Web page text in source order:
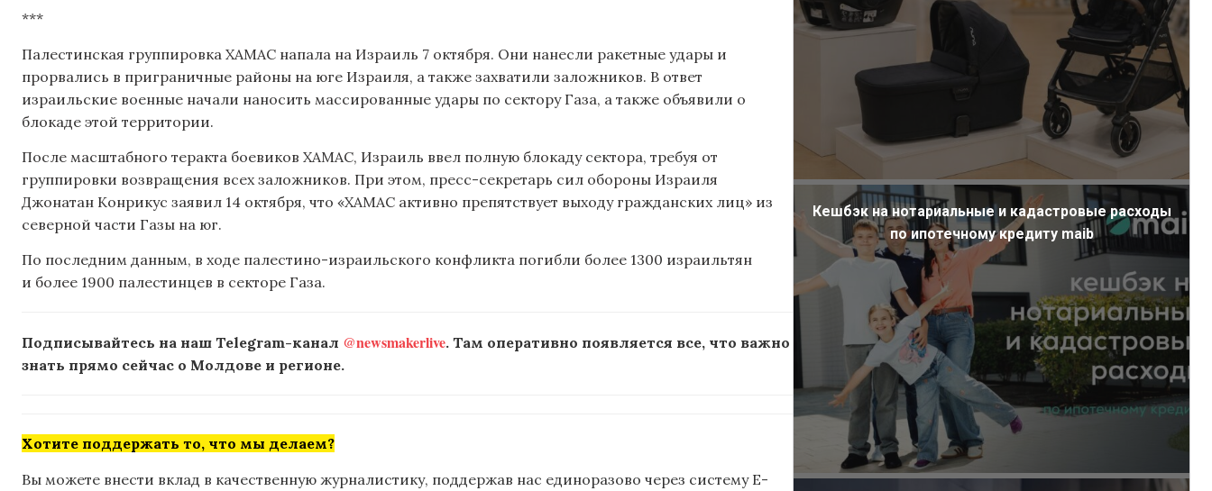
***
Палестинская группировка ХАМАС напала на Израиль 7 октября. Они нанесли ракетные удары и
прорвались в приграничные районы на юге Израиля, а также захватили заложников. В ответ
израильские военные начали наносить массированные удары по сектору Газа, а также объявили о
блокаде этой территории.
После масштабного теракта боевиков ХАМАС, Израиль ввел полную блокаду сектора, требуя от
группировки возвращения всех заложников. При этом, пресс-секретарь сил обороны Израиля
Джонатан Конрикус заявил 14 октября, что «ХАМАС активно препятствует выходу гражданских лиц» из
северной части Газы на юг.
По последним данным, в ходе палестино-израильского конфликта погибли более 1300 израильтян
и более 1900 палестинцев в секторе Газа.
Подписывайтесь на наш Telegram-канал @newsmakerlive. Там оперативно появляется все, что важно
знать прямо сейчас о Молдове и регионе.
Хотите поддержать то, что мы делаем?
Вы можете внести вклад в качественную журналистику, поддержав нас единоразово через систему E-
Кешбэк на нотариальные и кадастровые расходы
по ипотечному кредиту maib